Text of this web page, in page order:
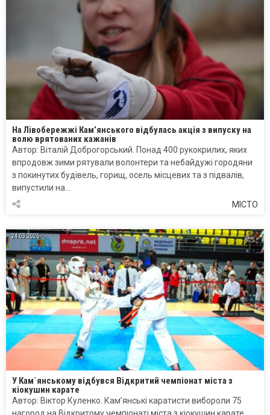
На Лівобережжі Кам’янського відбулась акція з випуску на
волю врятованих кажанів
Автор: Віталій Доброгорський. Понад 400 рукокрилих, яких
впродовж зими рятували волонтери та небайдужі городяни
з покинутих будівель, горищ, осель місцевих та з підвалів,
випустили на…
МІСТО
24.03.2025
У Кам`янському відбувся Відкритий чемпіонат міста з
кіокушин карате
Автор: Віктор Куленко. Кам’янські каратисти вибороли 75